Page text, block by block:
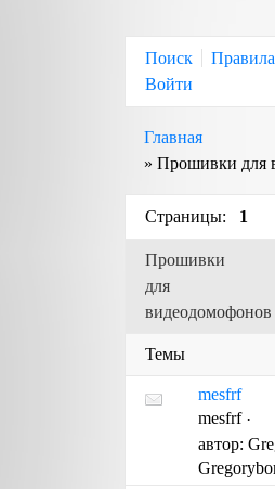
Поиск
Правила
Войти
Главная
» Прошивки для
Страницы: 1
Прошивки
для
видеодомофонов
Темы
mesfrf
mesfrf·
автор: